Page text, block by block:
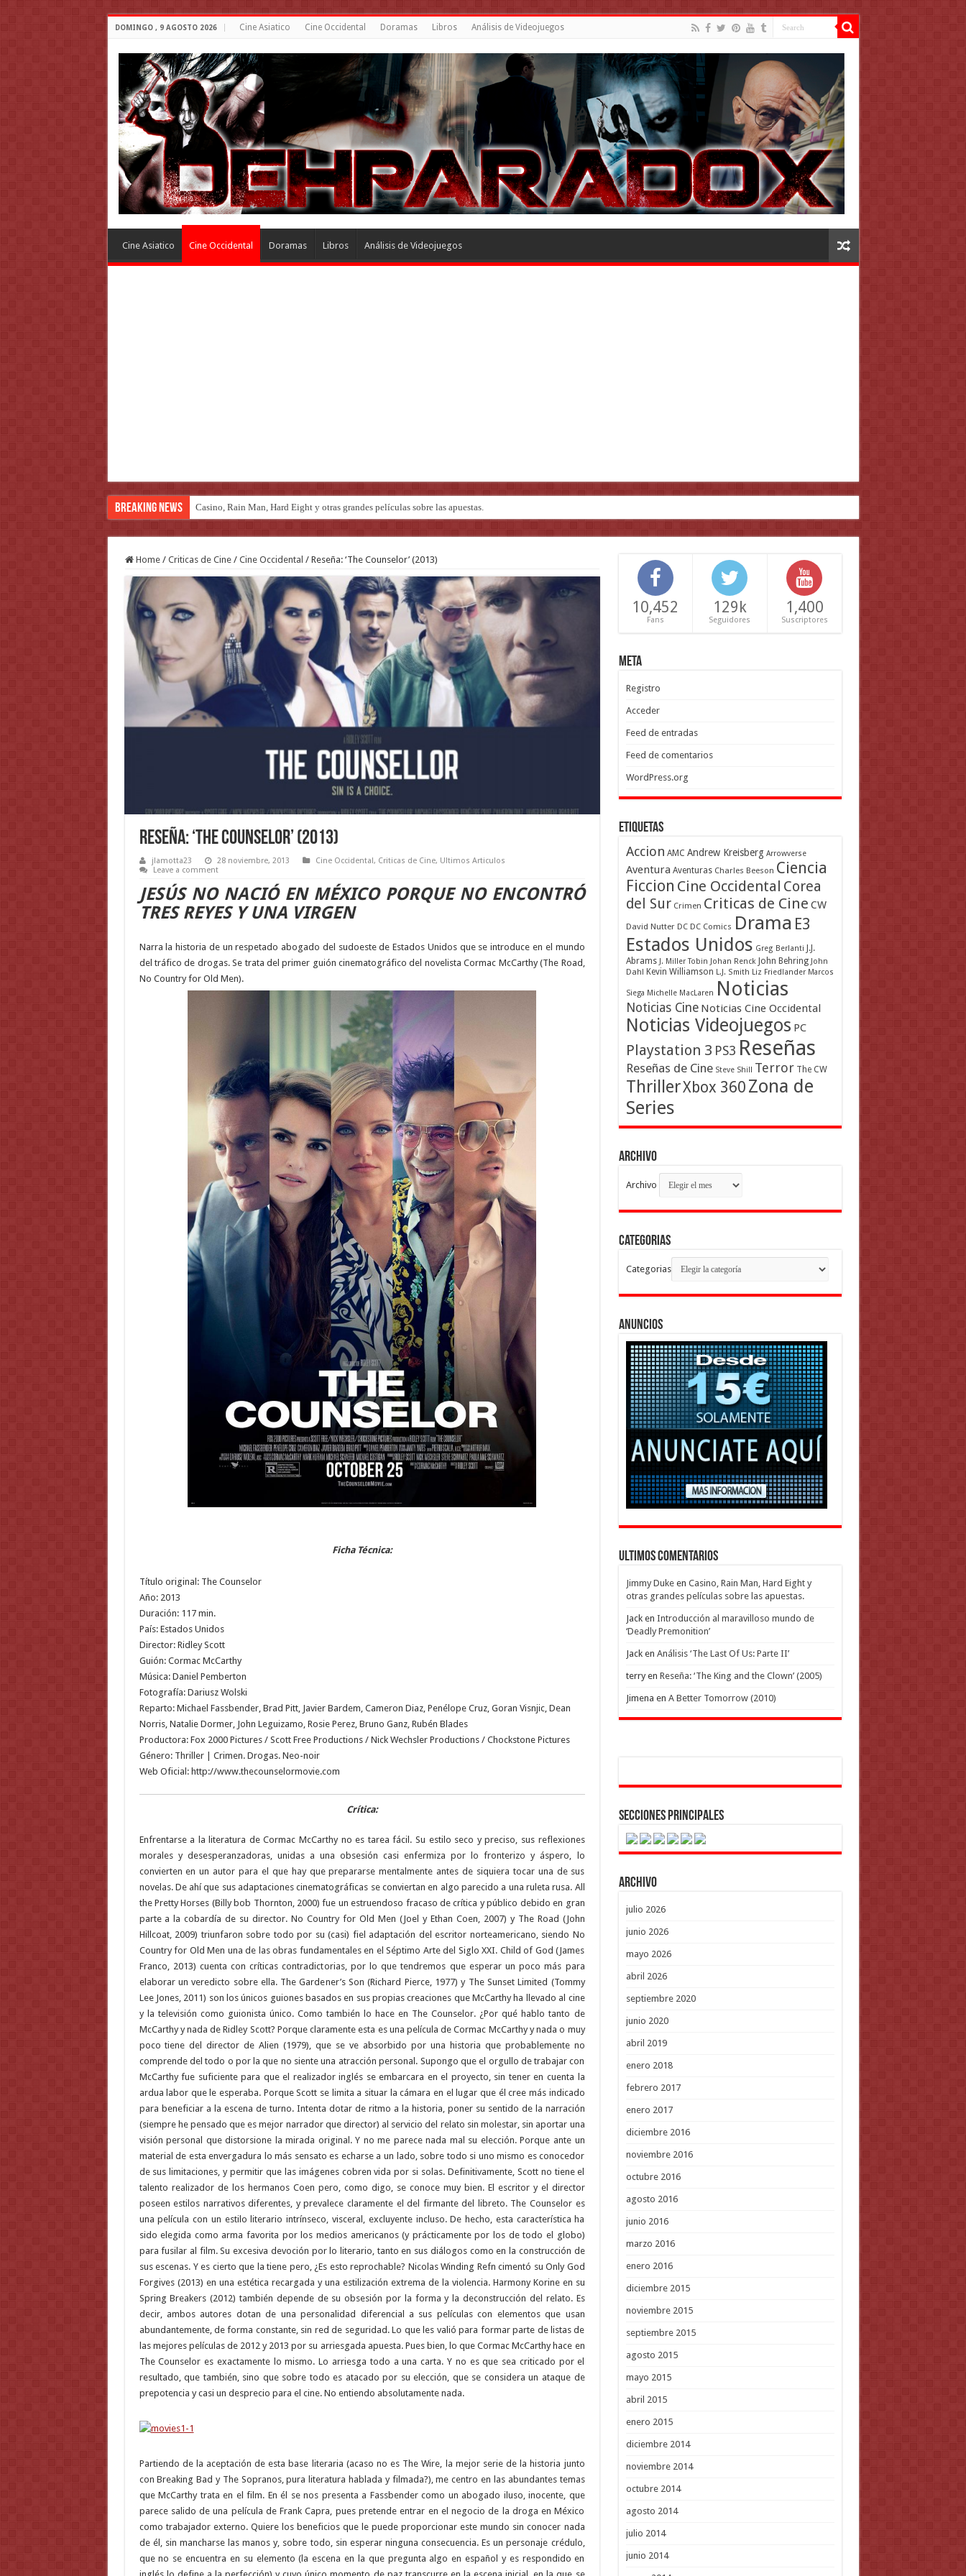
DOMINGO , 9 AGOSTO 2026 Cine Asiatico Cine Occidental Doramas Libros Análisis de Videojuegos
Cine Asiatico Cine Occidental Doramas Libros Análisis de Videojuegos
Breaking News Introducción al maravilloso mundo de ‘Deadly Premonition’
Home / Criticas de Cine / Cine Occidental / Reseña: ‘The Counselor’ (2013)
Reseña: ‘The Counselor’ (2013)
jlamotta23 28 noviembre, 2013 Cine Occidental, Criticas de Cine, Ultimos Articulos
Leave a comment
JESÚS NO NACIÓ EN MÉXICO PORQUE NO ENCONTRÓ
TRES REYES Y UNA VIRGEN
Narra la historia de un respetado abogado del sudoeste de Estados Unidos que se introduce en el mundo
del tráfico de drogas. Se trata del primer guión cinematográfico del novelista Cormac McCarthy (The Road,
No Country for Old Men).
Ficha Técnica:
Título original: The Counselor
Año: 2013
Duración: 117 min.
País: Estados Unidos
Director: Ridley Scott
Guión: Cormac McCarthy
Música: Daniel Pemberton
Fotografía: Dariusz Wolski
Reparto: Michael Fassbender, Brad Pitt, Javier Bardem, Cameron Diaz, Penélope Cruz, Goran Visnjic, Dean
Norris, Natalie Dormer, John Leguizamo, Rosie Perez, Bruno Ganz, Rubén Blades
Productora: Fox 2000 Pictures / Scott Free Productions / Nick Wechsler Productions / Chockstone Pictures
Género: Thriller | Crimen. Drogas. Neo-noir
Web Oficial: http://www.thecounselormovie.com
Crítica:
Enfrentarse a la literatura de Cormac McCarthy no es tarea fácil. Su estilo seco y preciso, sus reflexiones
morales y desesperanzadoras, unidas a una obsesión casi enfermiza por lo fronterizo y áspero, lo
convierten en un autor para el que hay que prepararse mentalmente antes de siquiera tocar una de sus
novelas. De ahí que sus adaptaciones cinematográficas se conviertan en algo parecido a una ruleta rusa. All
the Pretty Horses (Billy bob Thornton, 2000) fue un estruendoso fracaso de crítica y público debido en gran
parte a la cobardía de su director. No Country for Old Men (Joel y Ethan Coen, 2007) y The Road (John
Hillcoat, 2009) triunfaron sobre todo por su (casi) fiel adaptación del escritor norteamericano, siendo No
Country for Old Men una de las obras fundamentales en el Séptimo Arte del Siglo XXI. Child of God (James
Franco, 2013) cuenta con críticas contradictorias, por lo que tendremos que esperar un poco más para
elaborar un veredicto sobre ella. The Gardener’s Son (Richard Pierce, 1977) y The Sunset Limited (Tommy
Lee Jones, 2011) son los únicos guiones basados en sus propias creaciones que McCarthy ha llevado al cine
y la televisión como guionista único. Como también lo hace en The Counselor. ¿Por qué hablo tanto de
McCarthy y nada de Ridley Scott? Porque claramente esta es una película de Cormac McCarthy y nada o muy
poco tiene del director de Alien (1979), que se ve absorbido por una historia que probablemente no
comprende del todo o por la que no siente una atracción personal. Supongo que el orgullo de trabajar con
McCarthy fue suficiente para que el realizador inglés se embarcara en el proyecto, sin tener en cuenta la
ardua labor que le esperaba. Porque Scott se limita a situar la cámara en el lugar que él cree más indicado
para beneficiar a la escena de turno. Intenta dotar de ritmo a la historia, poner su sentido de la narración
(siempre he pensado que es mejor narrador que director) al servicio del relato sin molestar, sin aportar una
visión personal que distorsione la mirada original. Y no me parece nada mal su elección. Porque ante un
material de esta envergadura lo más sensato es echarse a un lado, sobre todo si uno mismo es conocedor
de sus limitaciones, y permitir que las imágenes cobren vida por si solas. Definitivamente, Scott no tiene el
talento realizador de los hermanos Coen pero, como digo, se conoce muy bien. El escritor y el director
poseen estilos narrativos diferentes, y prevalece claramente el del firmante del libreto. The Counselor es
una película con un estilo literario intrínseco, visceral, excluyente incluso. De hecho, esta característica ha
sido elegida como arma favorita por los medios americanos (y prácticamente por los de todo el globo)
para fusilar al film. Su excesiva devoción por lo literario, tanto en sus diálogos como en la construcción de
sus escenas. Y es cierto que la tiene pero, ¿Es esto reprochable? Nicolas Winding Refn cimentó su Only God
Forgives (2013) en una estética recargada y una estilización extrema de la violencia. Harmony Korine en su
Spring Breakers (2012) también depende de su obsesión por la forma y la deconstrucción del relato. Es
decir, ambos autores dotan de una personalidad diferencial a sus películas con elementos que usan
abundantemente, de forma constante, sin red de seguridad. Lo que les valió para formar parte de listas de
las mejores películas de 2012 y 2013 por su arriesgada apuesta. Pues bien, lo que Cormac McCarthy hace en
The Counselor es exactamente lo mismo. Lo arriesga todo a una carta. Y no es que sea criticado por el
resultado, que también, sino que sobre todo es atacado por su elección, que se considera un ataque de
prepotencia y casi un desprecio para el cine. No entiendo absolutamente nada.
Partiendo de la aceptación de esta base literaria (acaso no es The Wire, la mejor serie de la historia junto
con Breaking Bad y The Sopranos, pura literatura hablada y filmada?), me centro en las abundantes temas
que McCarthy trata en el film. En él se nos presenta a Fassbender como un abogado iluso, inocente, que
parece salido de una película de Frank Capra, pues pretende entrar en el negocio de la droga en México
como trabajador externo. Quiere los beneficios que le puede proporcionar este mundo sin conocer nada
de él, sin mancharse las manos y, sobre todo, sin esperar ninguna consecuencia. Es un personaje crédulo,
que no se encuentra en su elemento (la escena en la que pregunta algo en español y es respondido en
10,452
Fans
129k
Seguidores
1,400
Suscriptores
Meta
Registro
Acceder
Feed de entradas
Feed de comentarios
WordPress.org
Etiquetas
Accion AMC Andrew Kreisberg Arrowverse
Aventura Aventuras Charles Beeson Ciencia
Ficcion Cine Occidental Corea
del Sur Crimen Criticas de Cine CW
David Nutter DC DC Comics Drama E3
Estados Unidos Greg Berlanti
J.J.
Abrams J. Miller Tobin Johan Renck John Behring John
Dahl Kevin Williamson L.J. Smith Liz Friedlander Marcos
Siega Michelle MacLaren Noticias
Noticias Cine Noticias Cine Occidental
Noticias Videojuegos PC
Playstation 3 PS3 Reseñas
Reseñas de Cine Steve Shill Terror The CW
ThrillerXbox 360 Zona de
Series
Archivo
Archivo
Categorias
Categorias
Anuncios
Ultimos Comentarios
Jimmy Dukeen Casino, Rain Man, Hard Eight y
otras grandes películas sobre las apuestas.
Jacken Introducción al maravilloso mundo de
‘Deadly Premonition’
Jacken Análisis ‘The Last Of Us: Parte II’
terryen Reseña: ‘The King and the Clown’ (2005)
Jimena en A Better Tomorrow (2010)
Secciones Principales
Archivo
julio 2026
junio 2026
mayo 2026
abril 2026
septiembre 2020
junio 2020
abril 2019
enero 2018
febrero 2017
enero 2017
diciembre 2016
noviembre 2016
octubre 2016
agosto 2016
junio 2016
marzo 2016
enero 2016
diciembre 2015
noviembre 2015
septiembre 2015
agosto 2015
mayo 2015
abril 2015
enero 2015
diciembre 2014
noviembre 2014
octubre 2014
agosto 2014
julio 2014
junio 2014